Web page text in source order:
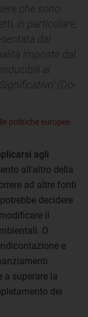
che sono
in particolare,
dal
imposte dal
al
(Do-
politiche europee
agli
all’altro della
ad altre fonti
decidere
il
O
e
a superare la
dei